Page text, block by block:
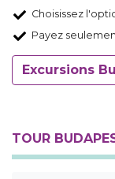
Choisissez
Payez
Excursions
TOUR